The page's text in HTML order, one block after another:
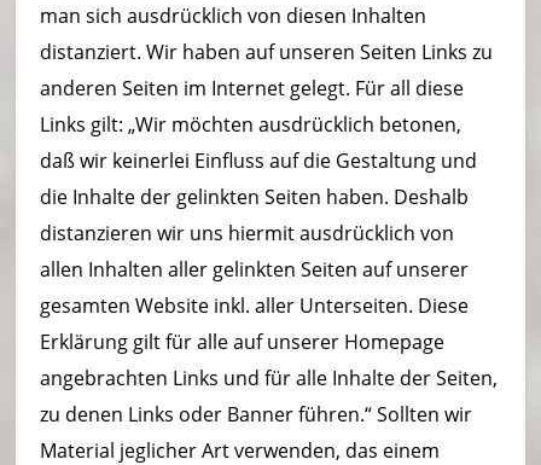
man sich ausdrücklich von diesen Inhalten
distanziert. Wir haben auf unseren Seiten Links zu
anderen Seiten im Internet gelegt. Für all diese
Links gilt: „Wir möchten ausdrücklich betonen,
daß wir keinerlei Einfluss auf die Gestaltung und
die Inhalte der gelinkten Seiten haben. Deshalb
distanzieren wir uns hiermit ausdrücklich von
allen Inhalten aller gelinkten Seiten auf unserer
gesamten Website inkl. aller Unterseiten. Diese
Erklärung gilt für alle auf unserer Homepage
angebrachten Links und für alle Inhalte der Seiten,
zu denen Links oder Banner führen.“ Sollten wir
Material jeglicher Art verwenden, das einem